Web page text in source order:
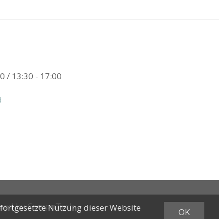
/ 13:30 - 17:00
byCompuTech
OK
Nutzung dieser Website